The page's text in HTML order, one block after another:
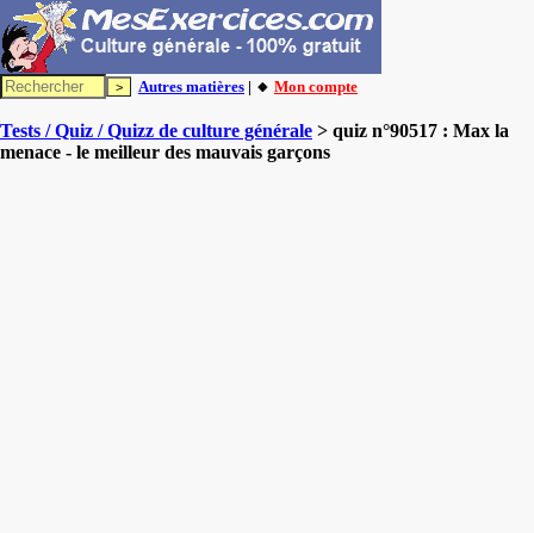
Autres matières | 🔸 Mon compte
Tests / Quiz / Quizz de culture générale > quiz n°90517 : Max la
menace - le meilleur des mauvais garçons